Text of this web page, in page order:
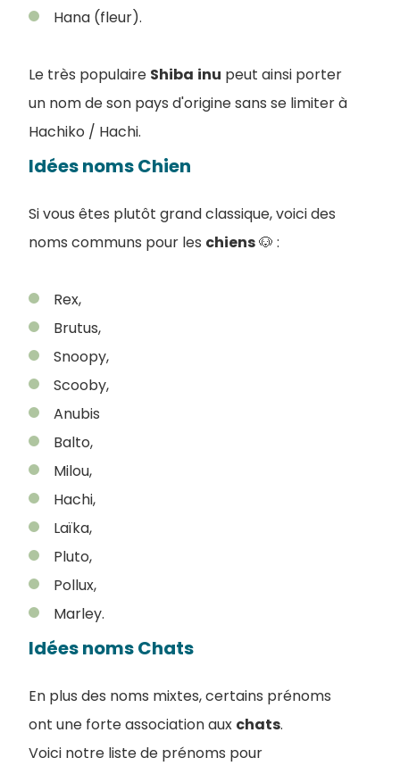
Hana (fleur).
Le très populaire Shiba inu peut ainsi porter
un nom de son pays d'origine sans se limiter à
Hachiko / Hachi.
Idées noms Chien
Si vous êtes plutôt grand classique, voici des
noms communs pour les chiens🐶 :
Rex,
Brutus,
Snoopy,
Scooby,
Anubis
Balto,
Milou,
Hachi,
Laïka,
Pluto,
Pollux,
Marley.
Idées noms Chats
En plus des noms mixtes, certains prénoms
ont une forte association aux chats.
Voici notre liste de prénoms pour